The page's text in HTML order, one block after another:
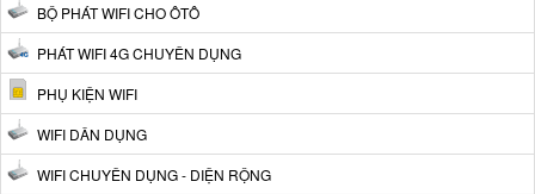
BỘ PHÁT WIFI CHO ÔTÔ
PHÁT WIFI 4G CHUYÊN DỤNG
PHỤ KIỆN WIFI
WIFI DÂN DỤNG
WIFI CHUYÊN DỤNG - DIỆN RỘNG